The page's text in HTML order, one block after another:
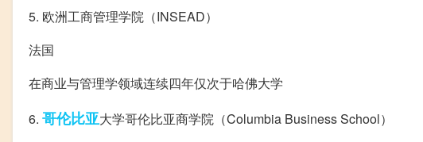
5. 欧洲工商管理学院（INSEAD）
法国
在商业与管理学领域连续四年仅次于哈佛大学
6. 哥伦比亚大学哥伦比亚商学院（Columbia Business School）